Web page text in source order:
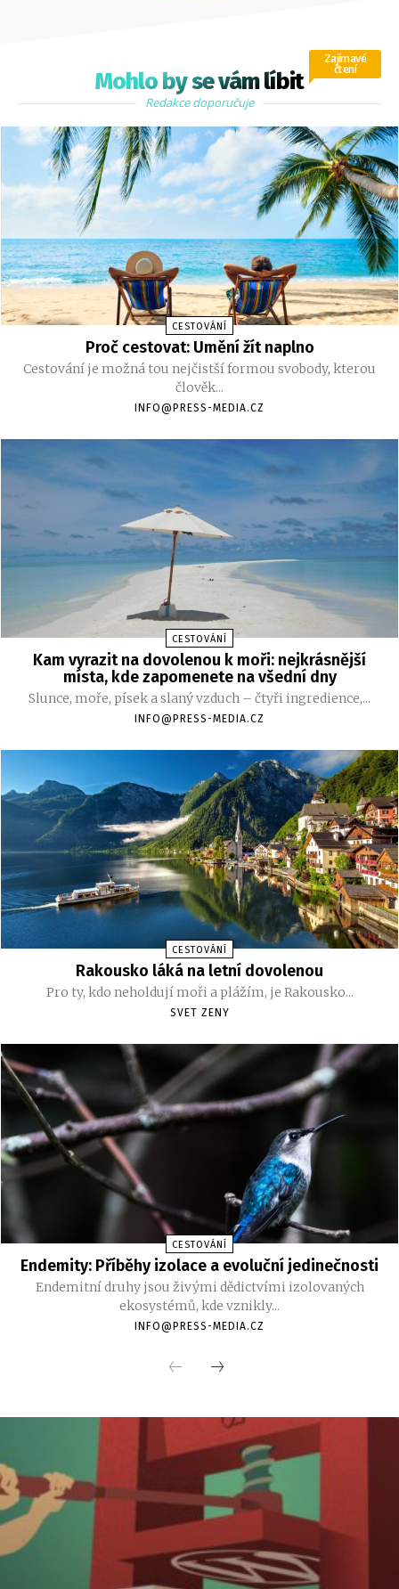
Mohlo by se vám líbit
Zajímavé
čtení
Redakce doporučuje
CESTOVÁNÍ
Proč cestovat: Umění žít naplno
Cestování je možná tou nejčistší formou svobody, kterou
člověk...
INFO@PRESS-MEDIA.CZ
CESTOVÁNÍ
Kam vyrazit na dovolenou k moři: nejkrásnější
místa, kde zapomenete na všední dny
Slunce, moře, písek a slaný vzduch – čtyři ingredience,...
INFO@PRESS-MEDIA.CZ
CESTOVÁNÍ
Rakousko láká na letní dovolenou
Pro ty, kdo neholdují moři a plážím, je Rakousko...
SVET ZENY
CESTOVÁNÍ
Endemity: Příběhy izolace a evoluční jedinečnosti
Endemitní druhy jsou živými dědictvími izolovaných
ekosystémů, kde vznikly...
INFO@PRESS-MEDIA.CZ